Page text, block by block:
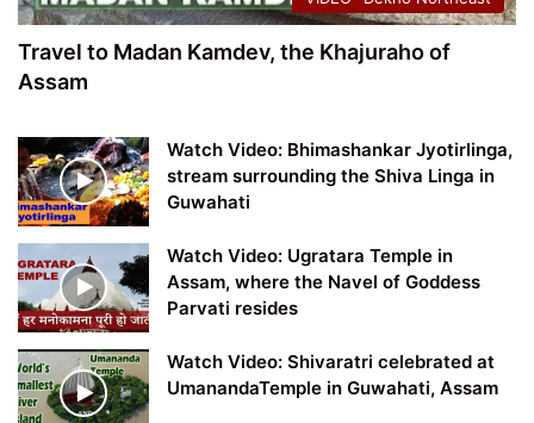
Travel to Madan Kamdev, the Khajuraho of
Assam
Watch Video: Bhimashankar Jyotirlinga,
stream surrounding the Shiva Linga in
Guwahati
Watch Video: Ugratara Temple in
Assam, where the Navel of Goddess
Parvati resides
Watch Video: Shivaratri celebrated at
UmanandaTemple in Guwahati, Assam